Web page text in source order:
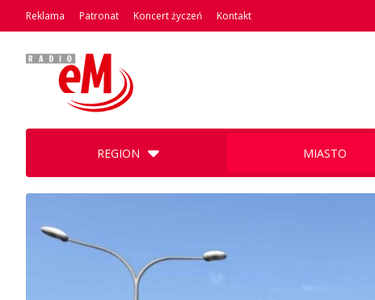
Reklama Patronat Koncert życzeń Kontakt
REGION MIASTO